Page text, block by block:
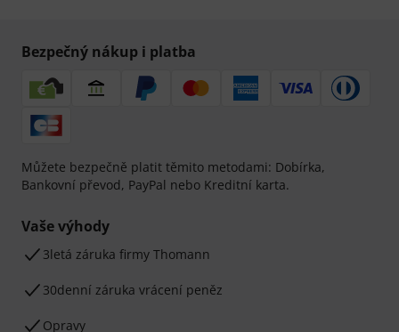
Bezpečný nákup i platba
Můžete bezpečně platit těmito metodami: Dobírka,
Bankovní převod, PayPal nebo Kreditní karta.
Vaše výhody
3letá záruka firmy Thomann
30denní záruka vrácení peněz
Opravy